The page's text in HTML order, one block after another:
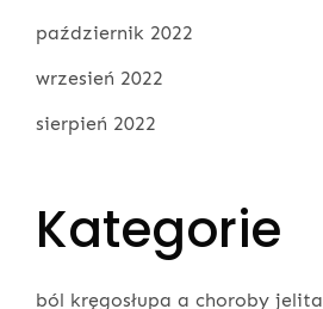
październik 2022
wrzesień 2022
sierpień 2022
Kategorie
ból kręgosłupa a choroby jelita